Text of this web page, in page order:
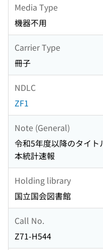
Media Type
機器不用
Carrier Type
冊子
NDLC
ZF1
Note (General)
令和5年度以降のタイ
本統計速報
Holding library
国立国会図書館
Call No.
Z71-H544